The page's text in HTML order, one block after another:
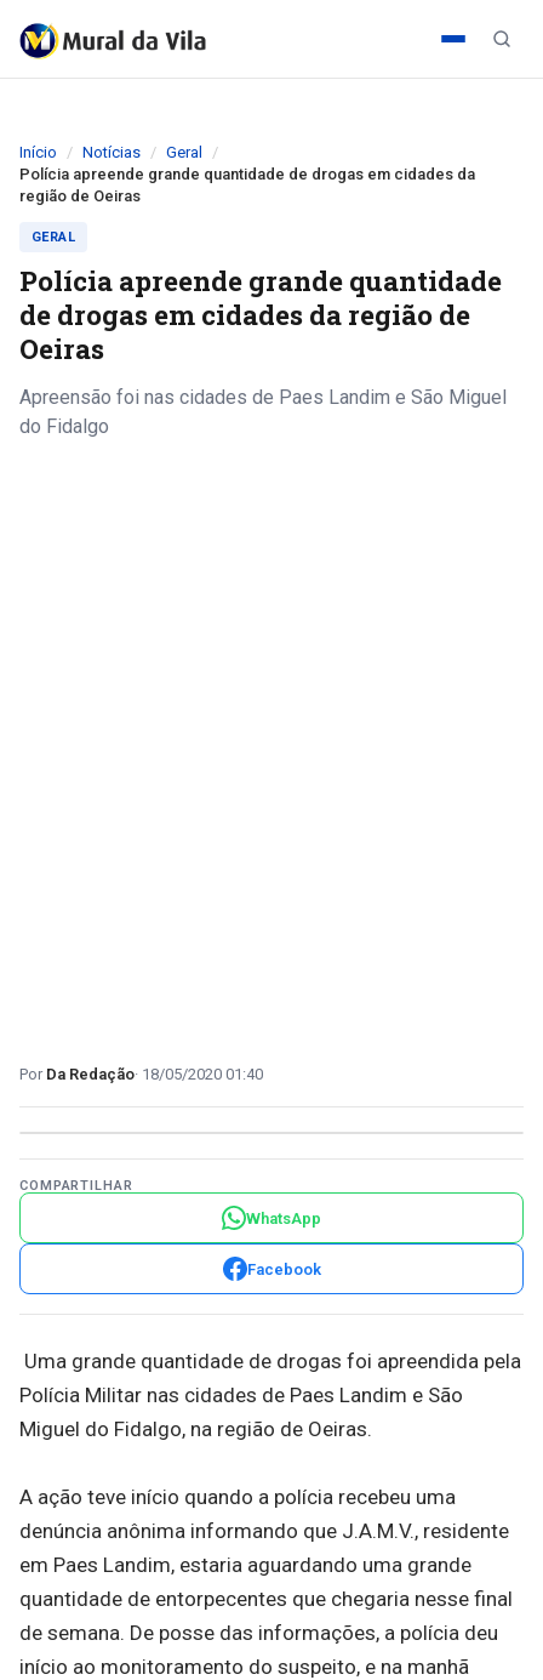
Início Notícias
Geral
Polícia apreende grande quantidade de drogas em cidades da
região de Oeiras
GERAL
Polícia apreende grande quantidade
de drogas em cidades da região de
Oeiras
Apreensão foi nas cidades de Paes Landim e São Miguel
do Fidalgo
Da Redação 18/05/2020 01:40
COMPARTILHAR
WhatsApp
Facebook
Uma grande quantidade de drogas foi apreendida pela
Polícia Militar nas cidades de Paes Landim e São
Miguel do Fidalgo, na região de Oeiras.
A ação teve início quando a polícia recebeu uma
denúncia anônima informando que J.A.M.V., residente
em Paes Landim, estaria aguardando uma grande
quantidade de entorpecentes que chegaria nesse final
de semana. De posse das informações, a polícia deu
início ao monitoramento do suspeito, e na manhã